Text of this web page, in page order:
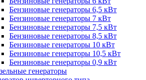
Бензиновые генераторы 6,5 кВт
Бензиновые генераторы 7 кВт
Бензиновые генераторы 7,5 кВт
Бензиновые генераторы 8,5 кВт
Бензиновые генераторы 10 кВт
Бензиновые генераторы 10,5 кВт
Бензиновые генераторы 0,9 кВт
генераторы